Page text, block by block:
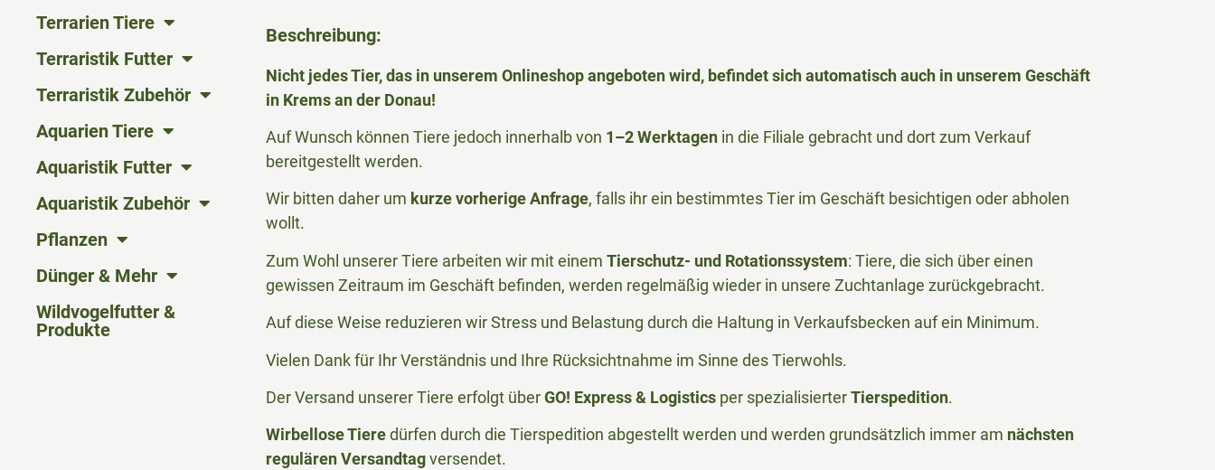
Terrarien Tiere
Terraristik Futter
Terraristik Zubehör
Aquarien Tiere
Aquaristik Futter
Aquaristik Zubehör
Pflanzen
Dünger & Mehr
Wildvogelfutter &
Produkte
Beschreibung:
Nicht jedes Tier, das in unserem Onlineshop angeboten wird, befindet sich automatisch auch in unserem Geschäft
in Krems an der Donau!
Auf Wunsch können Tiere jedoch innerhalb von 1–2 Werktagenin die Filiale gebracht und dort zum Verkauf
bereitgestellt werden.
Wir bitten daher um kurze vorherige Anfrage, falls ihr ein bestimmtes Tier im Geschäft besichtigen oder abholen
wollt.
Zum Wohl unserer Tiere arbeiten wir mit einem Tierschutz- und Rotationssystem: Tiere, die sich über einen
gewissen Zeitraum im Geschäft befinden, werden regelmäßig wieder in unsere Zuchtanlage zurückgebracht.
Auf diese Weise reduzieren wir Stress und Belastung durch die Haltung in Verkaufsbecken auf ein Minimum.
Vielen Dank für Ihr Verständnis und Ihre Rücksichtnahme im Sinne des Tierwohls.
Der Versand unserer Tiere erfolgt überGO! Express & Logisticsper spezialisierterTierspedition.
Wirbellose Tieredürfen durch die Tierspedition abgestellt werden und werden grundsätzlich immer am nächsten
regulären Versandtagversendet.